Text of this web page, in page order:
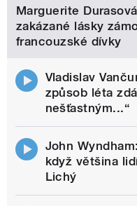
Marguerite
zakázané lásky
francouzské dívky
Vladislav
způsob léta
nešťastným...“
John
když většina
Lichý